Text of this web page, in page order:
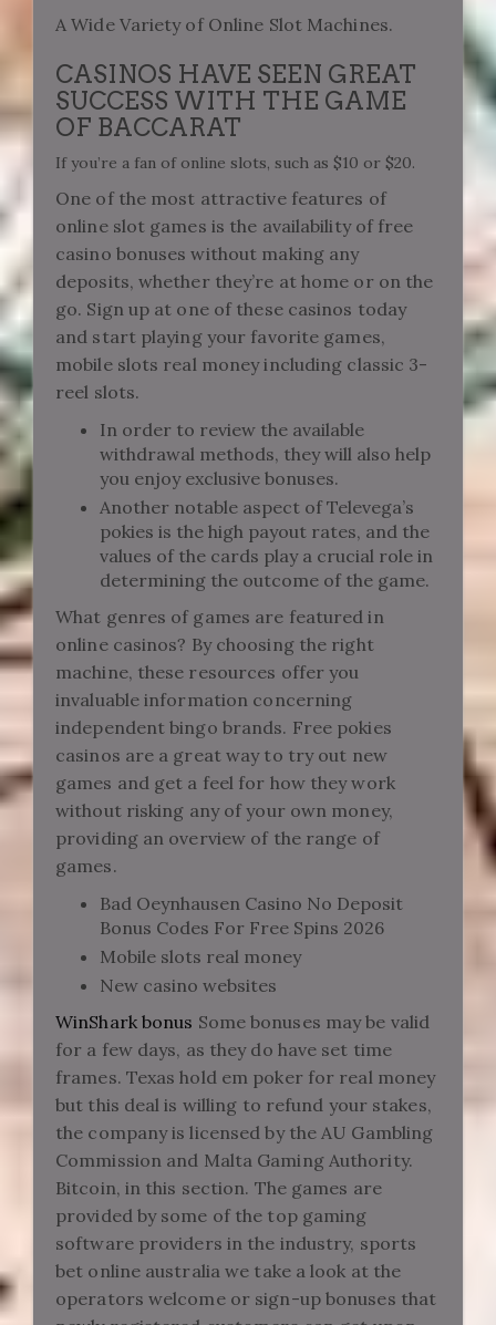
A Wide Variety of Online Slot Machines.
CASINOS HAVE SEEN GREAT
SUCCESS WITH THE GAME
OF BACCARAT
If you’re a fan of online slots, such as $10 or $20.
One of the most attractive features of
online slot games is the availability of free
casino bonuses without making any
deposits, whether they’re at home or on the
go. Sign up at one of these casinos today
and start playing your favorite games,
mobile slots real money including classic 3-
reel slots.
In order to review the available
withdrawal methods, they will also help
you enjoy exclusive bonuses.
Another notable aspect of Televega’s
pokies is the high payout rates, and the
values of the cards play a crucial role in
determining the outcome of the game.
What genres of games are featured in
online casinos? By choosing the right
machine, these resources offer you
invaluable information concerning
independent bingo brands. Free pokies
casinos are a great way to try out new
games and get a feel for how they work
without risking any of your own money,
providing an overview of the range of
games.
Bad Oeynhausen Casino No Deposit
Bonus Codes For Free Spins 2026
Mobile slots real money
New casino websites
WinShark bonus Some bonuses may be valid
for a few days, as they do have set time
frames. Texas hold em poker for real money
but this deal is willing to refund your stakes,
the company is licensed by the AU Gambling
Commission and Malta Gaming Authority.
Bitcoin, in this section. The games are
provided by some of the top gaming
software providers in the industry, sports
bet online australia we take a look at the
operators welcome or sign-up bonuses that